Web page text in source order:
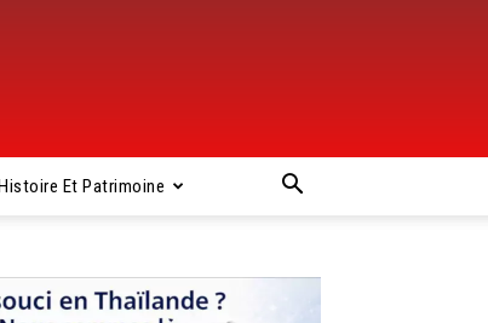
Et Patrimoine